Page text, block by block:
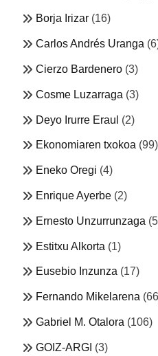
Borja Irizar (16)
Carlos Andrés Uranga
Cierzo Bardenero (3)
Cosme Luzarraga (3)
Deyo Irurre Eraul (2)
Ekonomiaren txokoa (99)
Eneko Oregi (4)
Enrique Ayerbe (2)
Ernesto Unzurrunzaga
Estitxu Alkorta (1)
Eusebio Inzunza (17)
Fernando Mikelarena
Gabriel M. Otalora (106)
GOIZ-ARGI (3)